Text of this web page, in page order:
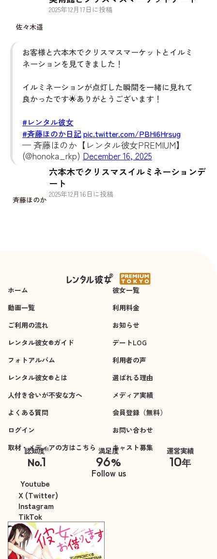
佐々木遥
2025年12月 17日に投稿
お客様と六本木でクリスマスマーケットとイルミ
ネーションを見てきました！
イルミネーションが点灯した瞬間を一緒に見れて
良かったです🌟ありがとうございます！
#レンタル彼女
#斉藤ほのか日記pic.twitter.com/PBHi6Hrsug
— 斉藤ほのか【レンタル彼女PREMIUM】
(@honoka_rkp) December 16, 2025
斉藤ほのか
六本木でクリスマスイルミネーションデ
ート
2025年12月 16 日に投稿
ホーム
彼女一覧
動画一覧
利用料金
ご利用の流れ
お知らせ
レンタル彼女®ガイド
デートLOG
フォトアルバム
利用者の声
レンタル彼女®とは
選ばれる理由
人付き合いが不安な方へ
メディア実績
よくある質問
会員登録（無料）
ログイン
お問い合わせ
取材・メディアの方はこちら
キャスト募集
認知度※
No.1
※自社調べ
満足度
96%
運営実績
10年
Follow us
Youtube
X (Twitter)
Instagram
TikTok